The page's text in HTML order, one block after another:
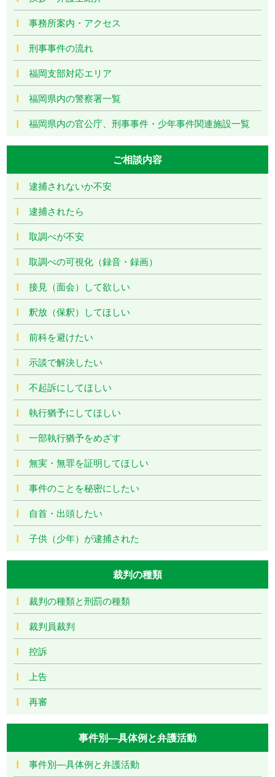
事務所案内・アクセス
刑事事件の流れ
福岡支部対応エリア
福岡県内の警察署一覧
福岡県内の官公庁、刑事事件・少年事件関連施設一覧
ご相談内容
逮捕されないか不安
逮捕されたら
取調べが不安
取調べの可視化（録音・録画）
接見（面会）して欲しい
釈放（保釈）してほしい
前科を避けたい
示談で解決したい
不起訴にしてほしい
執行猶予にしてほしい
一部執行猶予をめざす
無実・無罪を証明してほしい
事件のことを秘密にしたい
自首・出頭したい
子供（少年）が逮捕された
裁判の種類
裁判の種類と刑罰の種類
裁判員裁判
控訴
上告
再審
事件別―具体例と弁護活動
事件別―具体例と弁護活動